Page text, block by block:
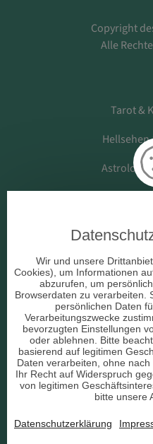
Copyright
Alle
Tarot &
Hellsehen
Astrologie
Beruf &
Liebe &
Wir und unsere
Cookies), um Informationen
abzurufen, um
Browserdaten zu verarbeiten.
persönlichen Daten
Verarbeitungszwecke
bevorzugten Einstellungen
oder ablehnen. Bitte
basierend auf legitimen
Daten verarbeiten, ohne
Ihr Recht auf Widerspruch
von legitimen
bitte unsere
Datenschutzerklärung